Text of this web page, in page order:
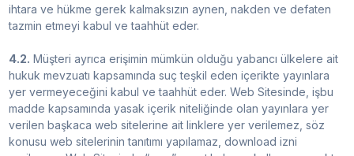
ihtara ve hükme gerek kalmaksızın aynen, nakden ve defaten
tazmin etmeyi kabul ve taahhüt eder.
4.2. Müşteri ayrıca erişimin mümkün olduğu yabancı ülkelere ait
hukuk mevzuatı kapsamında suç teşkil eden içerikte yayınlara
yer vermeyeceğini kabul ve taahhüt eder. Web Sitesinde, işbu
madde kapsamında yasak içerik niteliğinde olan yayınlara yer
verilen başkaca web sitelerine ait linklere yer verilemez, söz
konusu web sitelerinin tanıtımı yapılamaz, download izni